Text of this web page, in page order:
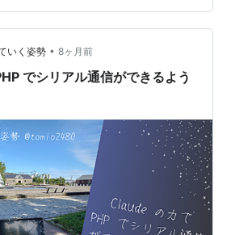
じめに mrubyファミリのアドベン
ことで、 PicoRuby Boardを使ってク
をしてみました🎄 PicoRubyist*1 の
いく姿勢 • 8ヶ月前
でシリアル通信ができるよう